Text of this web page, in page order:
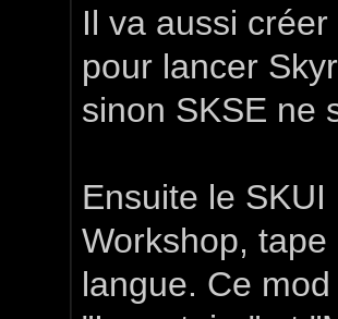
Il va aussi
pour lancer
sinon SKSE ne
Ensuite le
Workshop,
langue. Ce